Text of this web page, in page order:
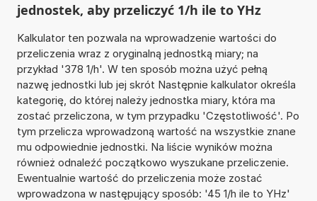
jednostek, aby przeliczyć 1/h ile to YHz
Kalkulator ten pozwala na wprowadzenie wartości do
przeliczenia wraz z oryginalną jednostką miary; na
przykład '378 1/h'. W ten sposób można użyć pełną
nazwę jednostki lub jej skrót Następnie kalkulator określa
kategorię, do której należy jednostka miary, która ma
zostać przeliczona, w tym przypadku 'Częstotliwość'. Po
tym przelicza wprowadzoną wartość na wszystkie znane
mu odpowiednie jednostki. Na liście wyników można
również odnaleźć początkowo wyszukane przeliczenie.
Ewentualnie wartość do przeliczenia może zostać
wprowadzona w następujący sposób: '45 1/h ile to YHz'